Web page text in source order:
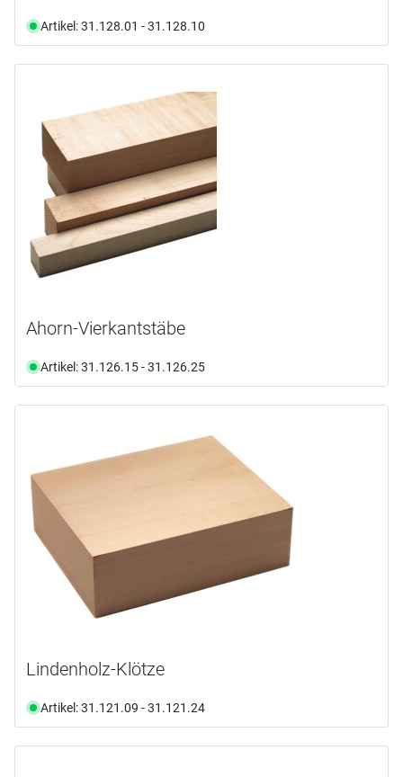
Artikel: 31.128.01 - 31.128.10
Ahorn-Vierkantstäbe
Artikel: 31.126.15 - 31.126.25
Lindenholz-Klötze
Artikel: 31.121.09 - 31.121.24